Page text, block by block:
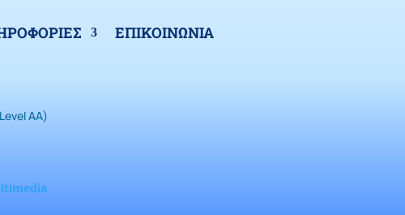
ΕΠΙΚΟΙΝΩΝΙΑ
AA)